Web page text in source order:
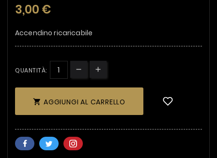
3,00 €
Accendino ricaricabile
QUANTITÀ:
 AGGIUNGI AL CARRELLO